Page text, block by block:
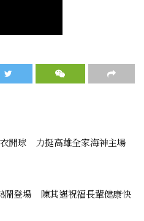
開球 力挺高雄全家海神主場
鬧登場 陳其邁祝福長輩健康快